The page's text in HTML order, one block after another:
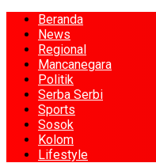
Beranda
News
Regional
Mancanegara
Politik
Serba Serbi
Sports
Sosok
Kolom
Lifestyle